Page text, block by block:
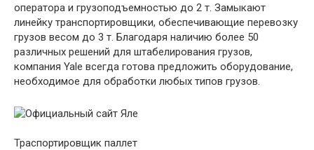
оператора и грузоподъемностью до 2 т. Замыкают
линейку транспортировщики, обеспечивающие перевозку
грузов весом до 3 т. Благодаря наличию более 50
различных решений для штабелирования грузов,
компания Yale всегда готова предложить оборудование,
необходимое для обработки любых типов грузов.
Траспортировщик паллет